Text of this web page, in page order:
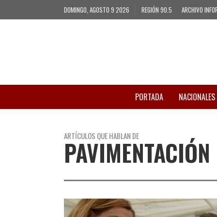
DOMINGO, AGOSTO 9 2026 REGIÓN 90.5 ARCHIVO
PORTADA NACIONALES
ARTÍCULOS QUE HABLAN DE
PAVIMENTACIÓN